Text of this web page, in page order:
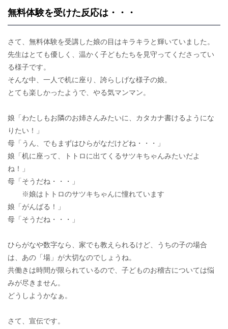
無料体験を受けた反応は・・・
さて、無料体験を受講した娘の目はキラキラと輝いていました。
先生はとても優しく、温かく子どもたちを見守ってくださってい
る様子です。
そんな中、一人で机に座り、誇らしげな様子の娘。
とても楽しかったようで、やる気マンマン。
娘「わたしもお隣のお姉さんみたいに、カタカナ書けるようにな
りたい！」
母「うん、でもまずはひらがなだけどね・・・」
娘「机に座って、トトロに出てくるサツキちゃんみたいだよ
ね！」
母「そうだね・・・」
※娘はトトロのサツキちゃんに憧れています
娘「がんばる！」
母「そうだね・・・」
ひらがなや数字なら、家でも教えられるけど、うちの子の場合
は、あの「場」が大切なのでしょうね。
共働きは時間が限られているので、子どものお稽古については悩
みが尽きません。
どうしようかなぁ。
さて、宣伝です。